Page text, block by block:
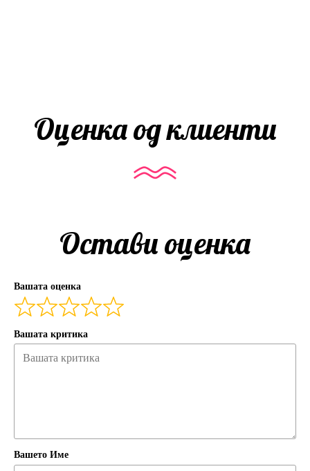
Оценка од клиенти
Остави оценка
Вашата оценка
Вашата критика
Вашето Име